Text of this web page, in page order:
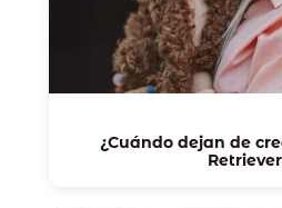
¿Cuándo dejan de